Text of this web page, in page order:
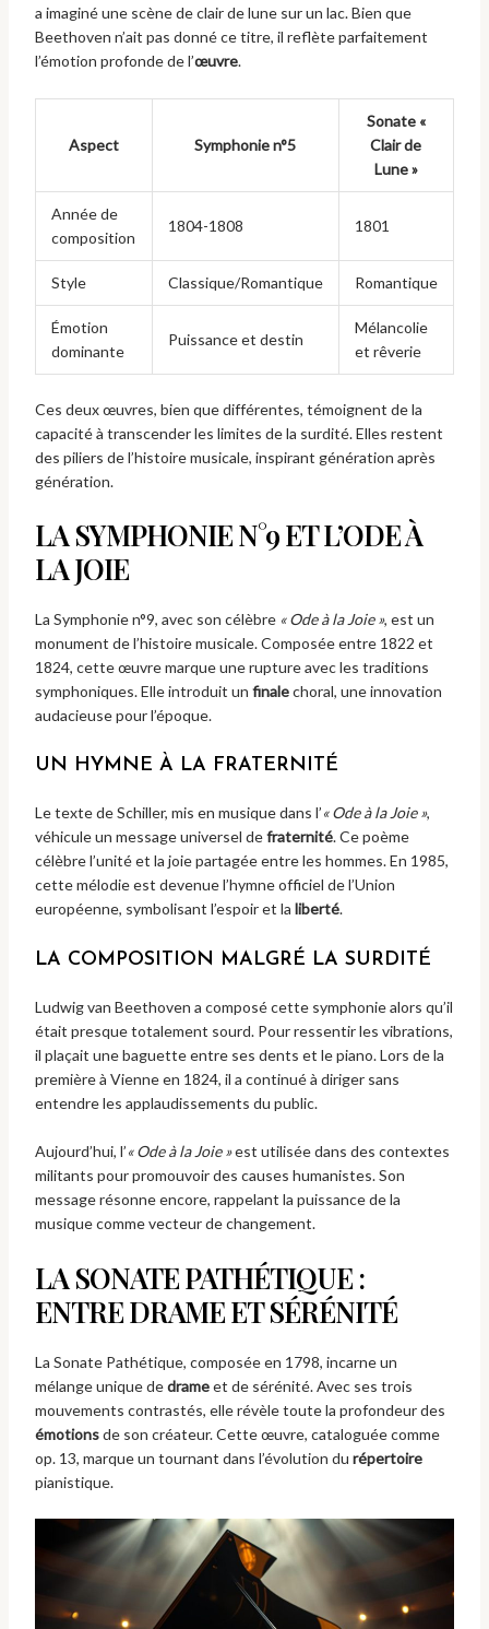
a imaginé une scène de clair de lune sur un lac. Bien que
Beethoven n’ait pas donné ce titre, il reflète parfaitement
l’émotion profonde de l’œuvre.
Aspect Symphonie n°5
Sonate «
Clair de
Lune »
Année de
composition
1804-1808 1801
Style Classique/Romantique Romantique
Émotion
dominante
Puissance et destin
Mélancolie
et rêverie
Ces deux œuvres, bien que différentes, témoignent de la
capacité à transcender les limites de la surdité. Elles restent
des piliers de l’histoire musicale, inspirant génération après
génération.
LA SYMPHONIE N°9 ET L’ODE À
LA JOIE
La Symphonie n°9, avec son célèbre « Ode à la Joie », est un
monument de l’histoire musicale. Composée entre 1822 et
1824, cette œuvre marque une rupture avec les traditions
symphoniques. Elle introduit un finalechoral, une innovation
audacieuse pour l’époque.
UN HYMNE À LA FRATERNITÉ
Le texte de Schiller, mis en musique dans l’« Ode à la Joie »,
véhicule un message universel defraternité. Ce poème
célèbre l’unité et la joie partagée entre les hommes. En 1985,
cette mélodie est devenue l’hymne officiel de l’Union
européenne, symbolisant l’espoir et la liberté.
LA COMPOSITION MALGRÉ LA SURDITÉ
Ludwig van Beethoven a composé cette symphonie alors qu’il
était presque totalement sourd. Pour ressentir les vibrations,
il plaçait une baguette entre ses dents et le piano. Lors de la
première à Vienne en 1824, il a continué à diriger sans
entendre les applaudissements du public.
Aujourd’hui, l’« Ode à la Joie »est utilisée dans des contextes
militants pour promouvoir des causes humanistes. Son
message résonne encore, rappelant la puissance de la
musique comme vecteur de changement.
LA SONATE PATHÉTIQUE :
ENTRE DRAME ET SÉRÉNITÉ
La Sonate Pathétique, composée en 1798, incarne un
mélange unique dedrameet de sérénité. Avec ses trois
mouvements contrastés, elle révèle toute la profondeur des
émotionsde son créateur. Cette œuvre, cataloguée comme
op. 13, marque un tournant dans l’évolution du répertoire
pianistique.